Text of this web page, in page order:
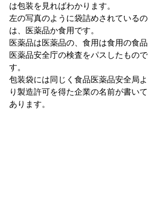
は包装を見ればわかります。
左の写真のように袋詰めされているの
は、医薬品か食用です。
医薬品は医薬品の、食用は食用の食品
医薬品安全庁の検査をパスしたもので
す。
包装袋には同じく食品医薬品安全局よ
り製造許可を得た企業の名前が書いて
あります。